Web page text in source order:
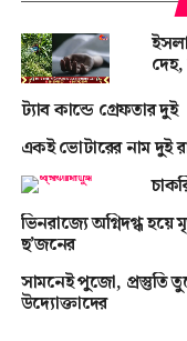
ট্যাব কান্ডে গ্রেফতার দুই
একই ভোটারের নাম দুই
ভিনরাজ্যে অগ্নিদগ্ধ
ছ’জনের
সামনেই পুজো, প্রস্তুতি
উদ্যোক্তাদের